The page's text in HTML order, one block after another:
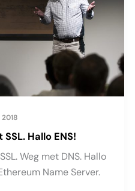
2018
Hallo ENS!
Weg met DNS. Hallo
Name Server.